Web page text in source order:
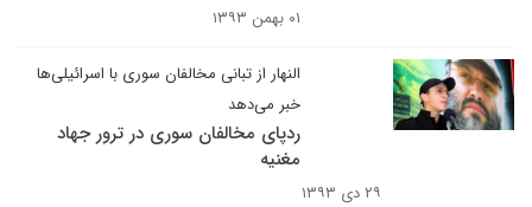
۰۱ بهمن ۱۳۹۳
النهار از تبانی مخالفان سوری با اسرائیلی‌ها
خبر می‌دهد
ردپای مخالفان سوری در ترور جهاد
مغنیه
۲۹ دی ۱۳۹۳